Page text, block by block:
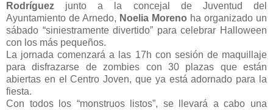
Rodríguez junto a la concejal de Juventud del
Ayuntamiento de Arnedo, Noelia Moreno ha organizado un
sábado “siniestramente divertido” para celebrar Halloween
con los más pequeños.
La jornada comenzará a las 17h con sesión de maquillaje
para disfrazarse de zombies con 30 plazas que están
abiertas en el Centro Joven, que ya está adornado para la
fiesta.
Con todos los “monstruos listos”, se llevará a cabo una